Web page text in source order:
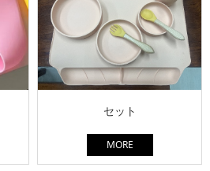
セット
MORE